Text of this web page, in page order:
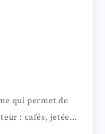
qui permet de
: cafés, jetée…